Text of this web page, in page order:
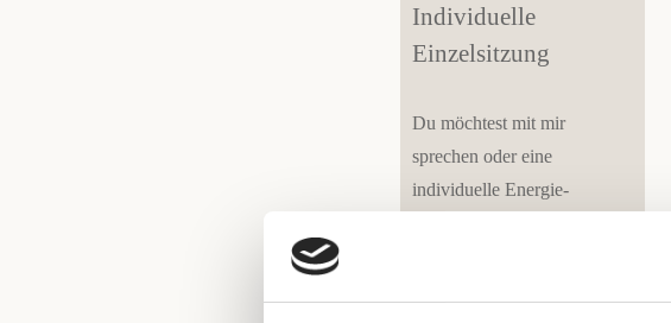
Individuelle
Einzelsitzung
Du möchtest mit mir
sprechen oder eine
individuelle Energie-